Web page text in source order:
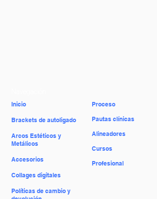
​Inicio
Brackets de autoligado
Arcos Estéticos y
Metálicos
Accesorios
Collages digitales
Políticas de cambio y
​Proceso
Pautas clínicas
Alineadores
Cursos
Profesional